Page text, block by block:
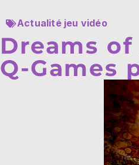
Actualité jeu vidéo
Dreams
Q-Games